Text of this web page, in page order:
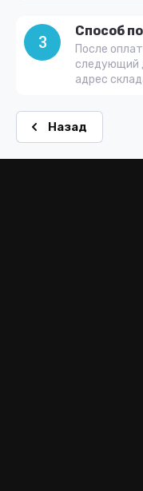
3
Способ
После
следующий
адрес
Назад